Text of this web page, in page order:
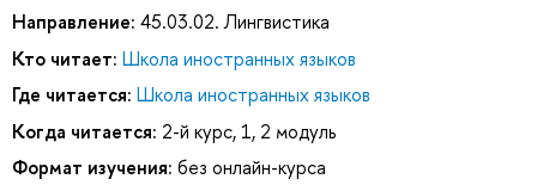
Направление: 45.03.02. Лингвистика
Кто читает: Школа иностранных языков
Где читается: Школа иностранных языков
Когда читается: 2-й курс, 1, 2 модуль
Формат изучения: без онлайн-курса